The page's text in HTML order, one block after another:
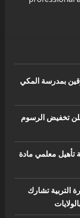
التنسيقي
بمدرسة المكي
تخفيض الرسوم
تأهيل معلمي مادة
التربية تشارك